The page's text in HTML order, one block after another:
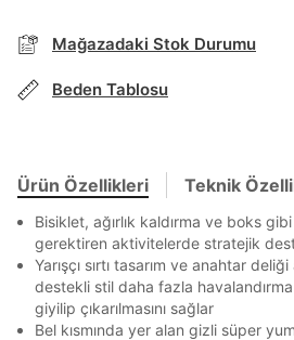
Banka
Ziraat Bankası
QNB QNB
AnadoluBank World
Mağazadaki Stok Durumu
Beden Tablosu
Ürün Özellikleri Teknik
Bisiklet, ağırlık kaldırma ve boks
gerektiren aktivitelerde stratejik
Yarışçı sırtı tasarım ve anahtar
destekli stil daha fazla
giyilip çıkarılmasını sağlar
Bel kısmında yer alan gizli süper
Mağazada Bul
Beden Seçin
Mağazada
Ürün stoklara geldiğinde
bildirim
Kapat
Term Of
Kapat
Kapat
Siparişinizin durumu hakkında
Sipariş Numaranız *
Şifre*
En az 1 özel karakter
Aşağıdakileri okudum ve kabul
Kişisel verilerinizAydınlatma Metni,
uyarınca işlenecektir. Kişisel
Perakende Satış Giyim ve Aksesuar
tarafından ticari elektronik ileti
SMS Onay
Bilgilerinizi güncellemek için
ile gelen kodu girerek telefon
SMS Onay
Bilgilerinizi güncellemek için
ile gelen kodu girerek telefon